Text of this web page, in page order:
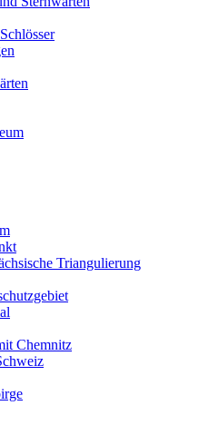
Triangulierung
Chemnitz